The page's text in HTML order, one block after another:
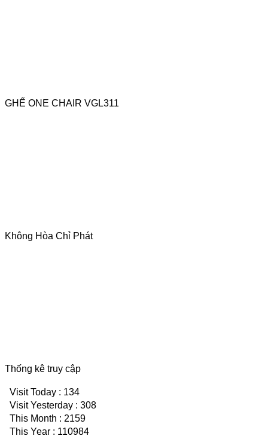
GHẾ ONE CHAIR VGL311
Không Hòa Chỉ Phát
Thống kê truy cập
Visit Today : 134
Visit Yesterday : 308
This Month : 2159
This Year : 110984